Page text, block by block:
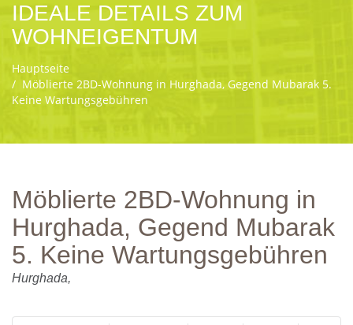
IDEALE DETAILS ZUM
WOHNEIGENTUM
Hauptseite
Möblierte 2BD-Wohnung in Hurghada, Gegend Mubarak 5.
Keine Wartungsgebühren
Möblierte 2BD-Wohnung in
Hurghada, Gegend Mubarak
5. Keine Wartungsgebühren
Hurghada,